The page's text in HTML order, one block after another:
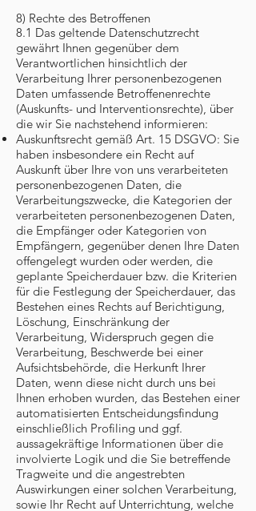
8) Rechte des Betroffenen
8.1 Das geltende Datenschutzrecht
gewährt Ihnen gegenüber dem
Verantwortlichen hinsichtlich der
Verarbeitung Ihrer personenbezogenen
Daten umfassende Betroffenenrechte
(Auskunfts- und Interventionsrechte), über
die wir Sie nachstehend informieren:
Auskunftsrecht gemäß Art. 15 DSGVO: Sie
haben insbesondere ein Recht auf
Auskunft über Ihre von uns verarbeiteten
personenbezogenen Daten, die
Verarbeitungszwecke, die Kategorien der
verarbeiteten personenbezogenen Daten,
die Empfänger oder Kategorien von
Empfängern, gegenüber denen Ihre Daten
offengelegt wurden oder werden, die
geplante Speicherdauer bzw. die Kriterien
für die Festlegung der Speicherdauer, das
Bestehen eines Rechts auf Berichtigung,
Löschung, Einschränkung der
Verarbeitung, Widerspruch gegen die
Verarbeitung, Beschwerde bei einer
Aufsichtsbehörde, die Herkunft Ihrer
Daten, wenn diese nicht durch uns bei
Ihnen erhoben wurden, das Bestehen einer
automatisierten Entscheidungsfindung
einschließlich Profiling und ggf.
aussagekräftige Informationen über die
involvierte Logik und die Sie betreffende
Tragweite und die angestrebten
Auswirkungen einer solchen Verarbeitung,
sowie Ihr Recht auf Unterrichtung, welche